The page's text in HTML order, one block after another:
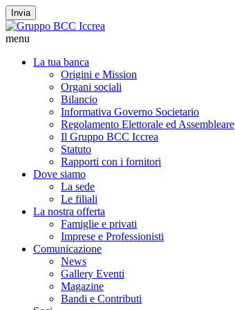
Invia
menu
La tua banca
Origini e Mission
Organi sociali
Bilancio
Informativa Governo Societario
Regolamento Elettorale ed Assembleare
Il Gruppo BCC Iccrea
Statuto
Rapporti con i fornitori
Dove siamo
La sede
Le filiali
La nostra offerta
Famiglie e privati
Imprese e Professionisti
Comunicazione
News
Gallery Eventi
Magazine
Bandi e Contributi